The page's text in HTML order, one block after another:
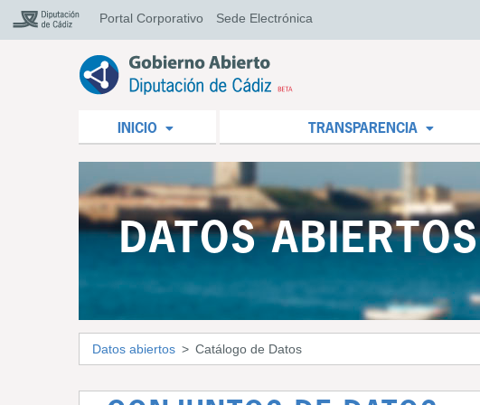
Portal Corporativo Sede Electrónica
INICIO TRANSPARENCIA
DATOS ABIERTOS
Datos abiertos Catálogo de Datos